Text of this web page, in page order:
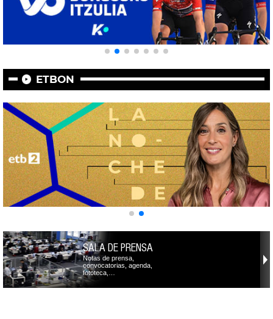
ETBON
SALA DE PRENSA
Notas de prensa,
convocatorias, agenda,
fototeca,…